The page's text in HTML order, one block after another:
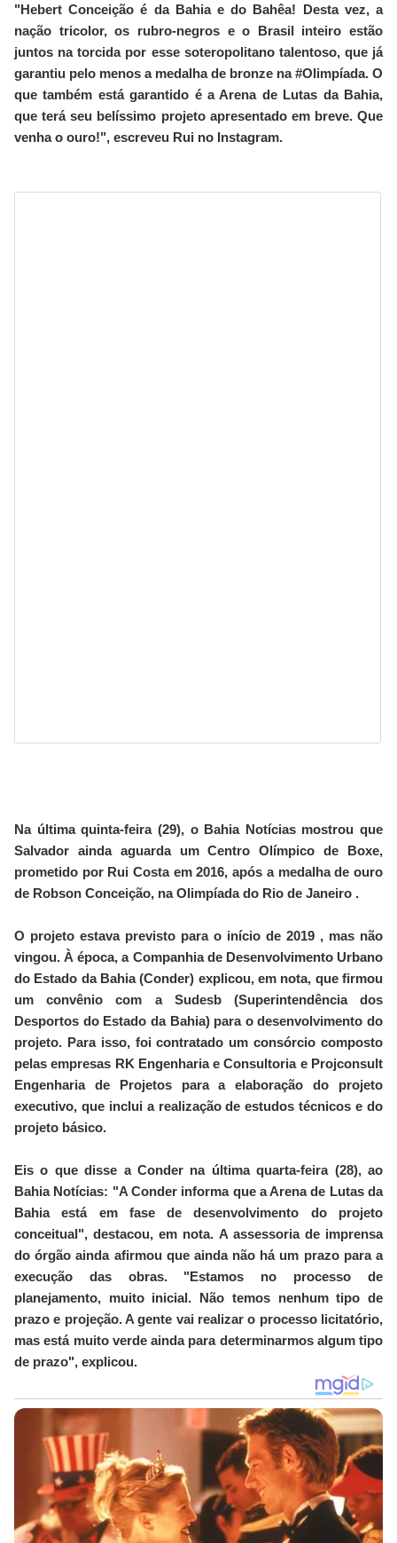
"Hebert Conceição é da Bahia e do Bahêa! Desta vez, a
nação tricolor, os rubro-negros e o Brasil inteiro estão
juntos na torcida por esse soteropolitano talentoso, que já
garantiu pelo menos a medalha de bronze na #Olimpíada. O
que também está garantido é a Arena de Lutas da Bahia,
que terá seu belíssimo projeto apresentado em breve. Que
venha o ouro!", escreveu Rui no Instagram.
Na última quinta-feira (29), o Bahia Notícias mostrou que
Salvador ainda aguarda um Centro Olímpico de Boxe,
prometido por Rui Costa em 2016, após a medalha de ouro
de Robson Conceição, na Olimpíada do Rio de Janeiro .
O projeto estava previsto para o início de 2019 , mas não
vingou. À época, a Companhia de Desenvolvimento Urbano
do Estado da Bahia (Conder) explicou, em nota, que firmou
um convênio com a Sudesb (Superintendência dos
Desportos do Estado da Bahia) para o desenvolvimento do
projeto. Para isso, foi contratado um consórcio composto
pelas empresas RK Engenharia e Consultoria e Projconsult
Engenharia de Projetos para a elaboração do projeto
executivo, que inclui a realização de estudos técnicos e do
projeto básico.
Eis o que disse a Conder na última quarta-feira (28), ao
Bahia Notícias: "A Conder informa que a Arena de Lutas da
Bahia está em fase de desenvolvimento do projeto
conceitual", destacou, em nota. A assessoria de imprensa
do órgão ainda afirmou que ainda não há um prazo para a
execução das obras. "Estamos no processo de
planejamento, muito inicial. Não temos nenhum tipo de
prazo e projeção. A gente vai realizar o processo licitatório,
mas está muito verde ainda para determinarmos algum tipo
de prazo", explicou.